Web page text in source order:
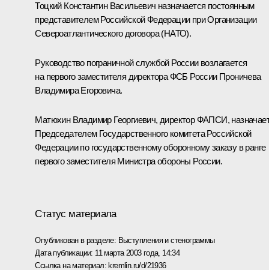
Тоцкий Константин Васильевич назначается постоянным
представителем Российской Федерации при Организации
Североатлантического договора (НАТО).
Руководство пограничной службой России возлагается
на первого заместителя директора ФСБ России Проничева
Владимира Егоровича.
Матюхин Владимир Георгиевич, директор ФАПСИ,
Председателем Государственного комитета Российской
Федерации по государственному оборонному заказу в ранге
первого заместителя Министра обороны России.
Статус материала
Опубликован в разделе: Выступления и стенограммы
Дата публикации: 11 марта 2003 года, 14:34
Ссылка на материал:kremlin.ru/d/21936